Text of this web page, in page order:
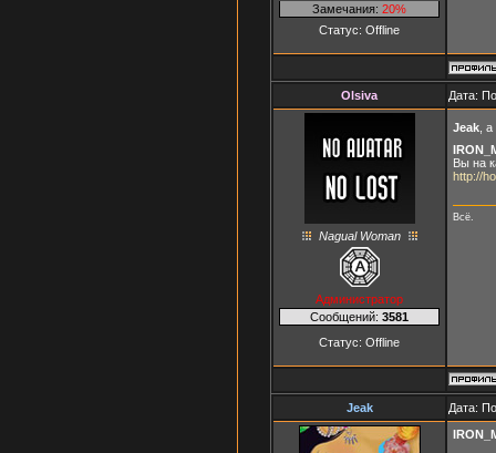
Замечания: 20%
Статус: Offline
Olsiva Дата:
Nagual Woman
Администратор
Сообщений: 3581
Статус: Offline
Jeak ,
Вы на
http://
Всё.
Jeak Дата: